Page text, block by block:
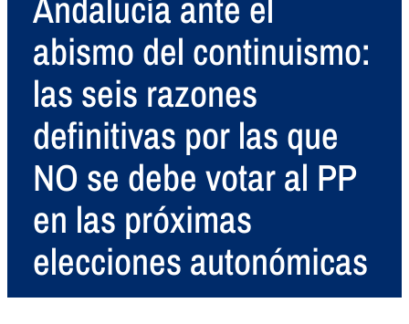
abismo del continuismo:
las seis razones
definitivas por las que
NO se debe votar al PP
en las próximas
elecciones autonómicas